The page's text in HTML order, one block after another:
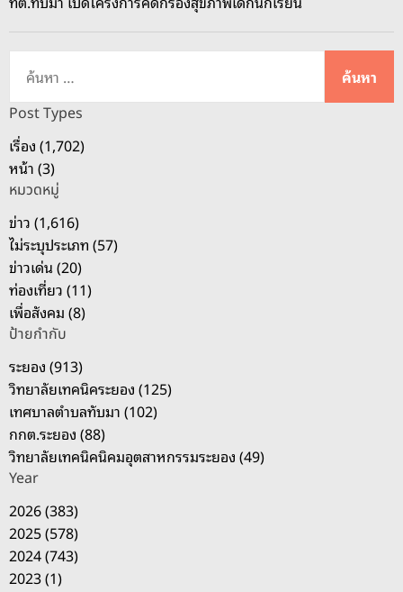
ห
สำ
ห
รั
บ
:
Post Types
เรื่อง (1,702)
หน้า (3)
หมวดหมู่
ข่าว (1,616)
ไม่ระบุประเภท (57)
ข่าวเด่น (20)
ท่องเที่ยว (11)
เพื่อสังคม (8)
ป้ายกำกับ
ระยอง (913)
วิทยาลัยเทคนิคระยอง (125)
เทศบาลตำบลทับมา (102)
กกต.ระยอง (88)
วิทยาลัยเทคนิคนิคมอุตสาหกรรมระยอง (49)
Year
2026 (383)
2025 (578)
2024 (743)
2023 (1)